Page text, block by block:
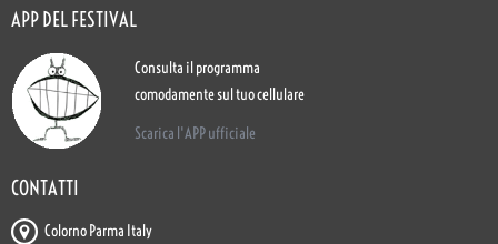
APP DEL FESTIVAL
Consulta il programma
comodamente sul tuo cellulare
Scarica l'APP ufficiale
CONTATTI
Colorno Parma Italy